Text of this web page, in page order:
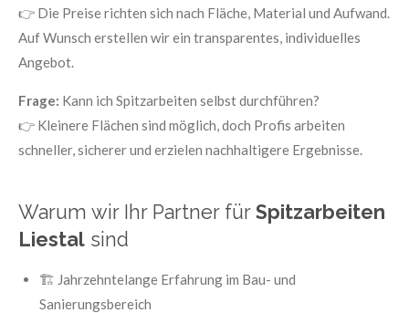
👉 Die Preise richten sich nach Fläche, Material und Aufwand.
Auf Wunsch erstellen wir ein transparentes, individuelles
Angebot.
Frage: Kann ich Spitzarbeiten selbst durchführen?
👉 Kleinere Flächen sind möglich, doch Profis arbeiten
schneller, sicherer und erzielen nachhaltigere Ergebnisse.
Warum wir Ihr Partner für Spitzarbeiten
Liestal sind
🏗️ Jahrzehntelange Erfahrung im Bau- und
Sanierungsbereich